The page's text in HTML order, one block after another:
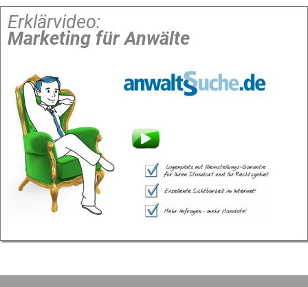
Erklärvideo:
Marketing für Anwälte